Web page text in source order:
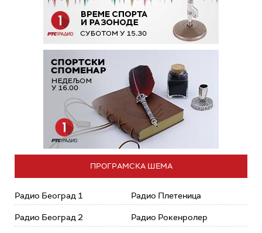
ПРОГРАМСКА ШЕМА
Радио Београд 1
Радио Београд 2
Радио Плетеница
Радио Рокенролер